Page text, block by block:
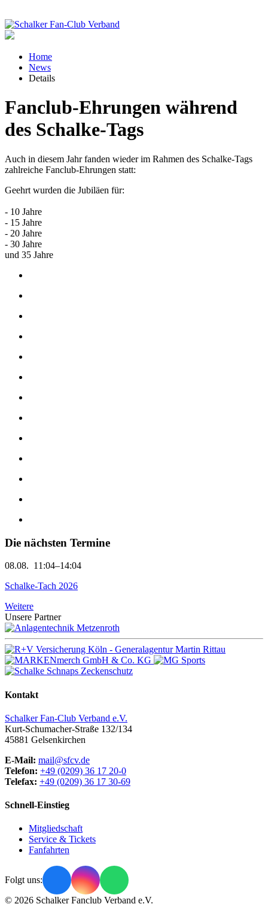
Home
News
Details
Fanclub-Ehrungen während
des Schalke-Tags
Auch in diesem Jahr fanden wieder im Rahmen des Schalke-Tags
zahlreiche Fanclub-Ehrungen statt:
Geehrt wurden die Jubiläen für:
- 10 Jahre
- 15 Jahre
- 20 Jahre
- 30 Jahre
und 35 Jahre
Die nächsten Termine
08.08. 11:04–14:04
Schalke-Tach 2026
Weitere
Unsere Partner
Kontakt
Schalker Fan-Club Verband e.V.
Kurt-Schumacher-Straße 132/134
45881 Gelsenkirchen
E-Mail: mail@sfcv.de
Telefon: +49 (0209) 36 17 20-0
Telefax: +49 (0209) 36 17 30-69
Schnell-Einstieg
Mitgliedschaft
Service & Tickets
Fanfahrten
Folgt uns:
© 2026 Schalker Fanclub Verband e.V.